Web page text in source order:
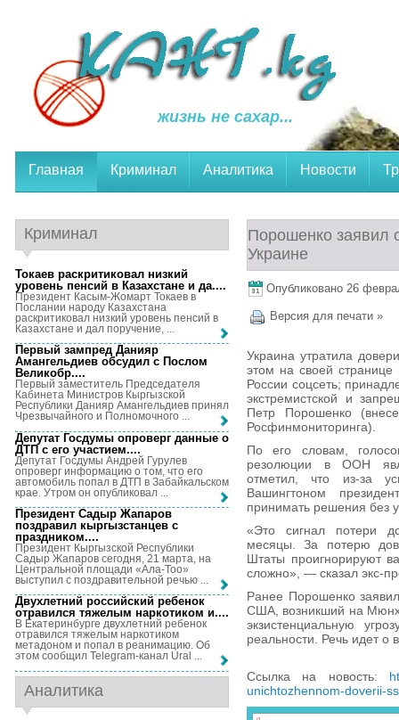
жизнь не сахар...
Главная Криминал Аналитика Новости
Порошенко заявил
Украине
Опубликовано 26
Версия для печати »
Украина утратила
этом на своей
России соцсеть;
экстремистской и
Петр Порошенко
Росфинмониторинга).
По его словам,
резолюции в ООН
отметил, что из-за
Вашингтоном
принимать решения без
«Это сигнал потери
месяцы. За потерю
Штаты проигнорируют
сложно», — сказал экс-
Ранее Порошенко
США, возникший на
экзистенциальную
реальности. Речь идет
Ссылка на новость:
unichtozhennom-doverii-
Криминал
Токаев раскритиковал низкий
уровень пенсий в Казахстане и да....
Президент Касым-Жомарт Токаев в
Послании народу Казахстана
раскритиковал низкий уровень пенсий в
Казахстане и дал поручение, ...
Первый зампред Данияр
Амангельдиев обсудил с Послом
Великобр....
Первый заместитель Председателя
Кабинета Министров Кыргызской
Республики Данияр Амангельдиев принял
Чрезвычайного и Полномочного ...
Депутат Госдумы опроверг данные о
ДТП с его участием....
Депутат Госдумы Андрей Гурулев
опроверг информацию о том, что его
автомобиль попал в ДТП в Забайкальском
крае. Утром он опубликовал ...
Президент Садыр Жапаров
поздравил кыргызстанцев с
праздником....
Президент Кыргызской Республики
Садыр Жапаров сегодня, 21 марта, на
Центральной площади «Ала-Тоо»
выступил с поздравительной речью ...
Двухлетний российский ребенок
отравился тяжелым наркотиком и....
В Екатеринбурге двухлетний ребенок
отравился тяжелым наркотиком
метадоном и попал в реанимацию. Об
этом сообщил Telegram-канал Ural ...
Аналитика